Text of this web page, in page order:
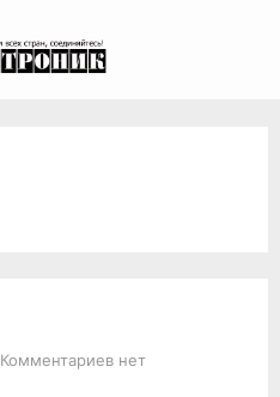
Комментариевкнет